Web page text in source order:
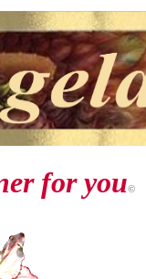
for you©